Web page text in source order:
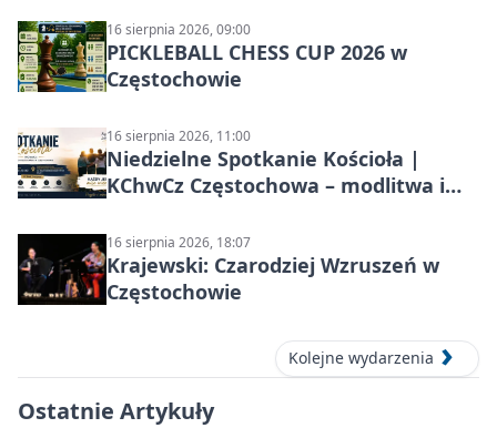
16 sierpnia 2026, 09:00
PICKLEBALL CHESS CUP 2026 w
Częstochowie
16 sierpnia 2026, 11:00
Niedzielne Spotkanie Kościoła |
KChwCz Częstochowa – modlitwa i
16 sierpnia 2026, 18:07
Krajewski: Czarodziej Wzruszeń w
Częstochowie
Kolejne wydarzenia
Ostatnie Artykuły